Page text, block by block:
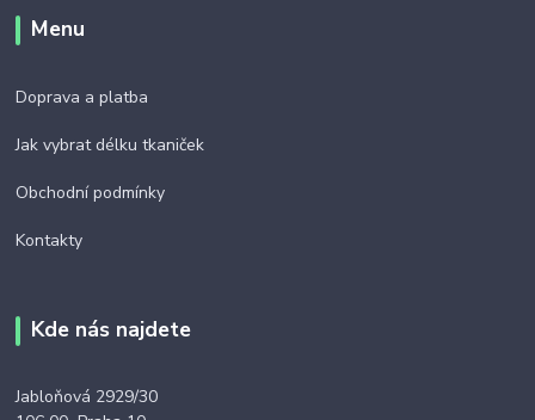
Menu
Doprava a platba
Jak vybrat délku tkaniček
Obchodní podmínky
Kontakty
Kde nás najdete
Jabloňová 2929/30